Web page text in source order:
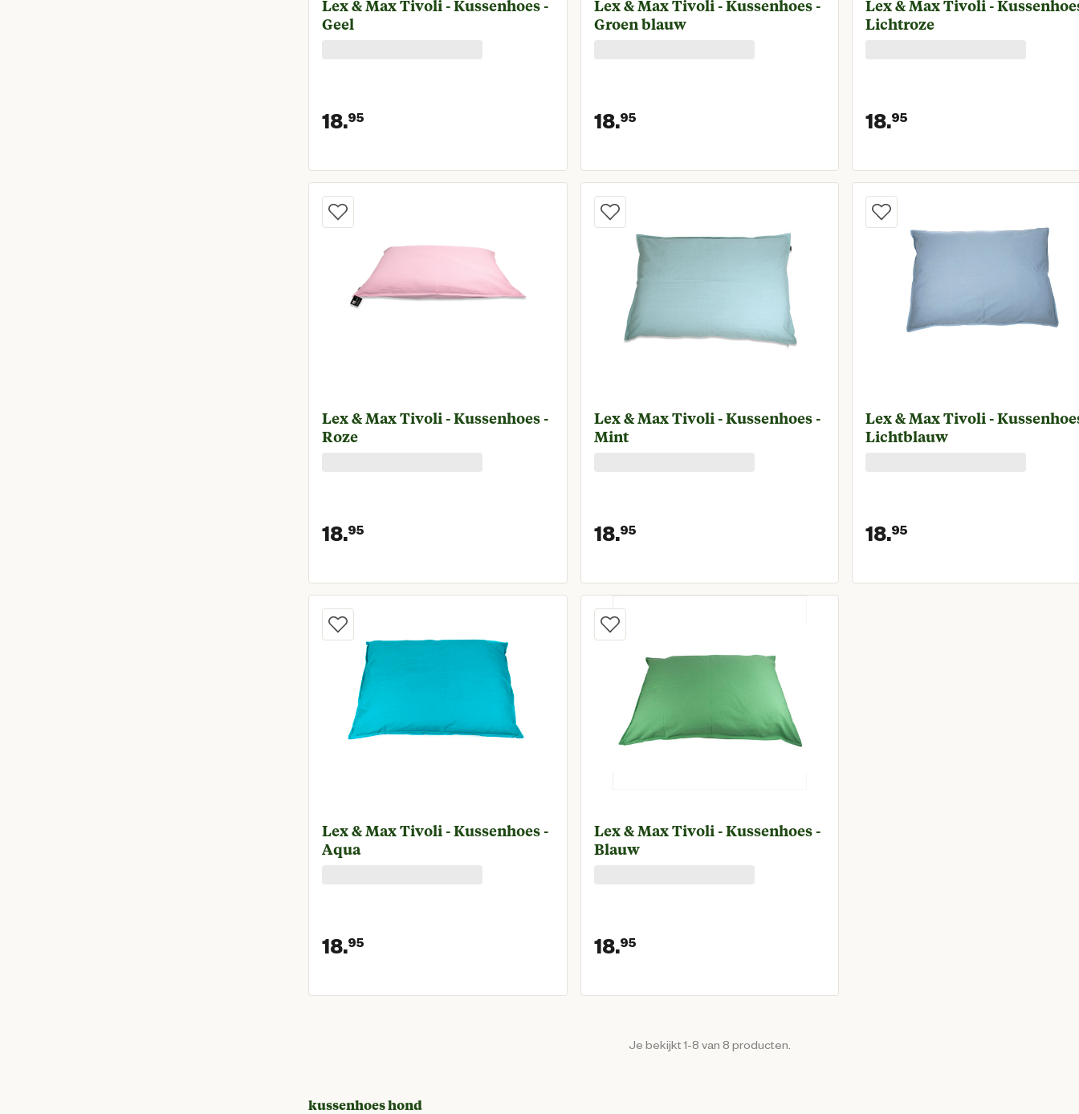
Lex & Max Tivoli - Kussenhoes -
Geel
18.95
Huidige prijs € 18,95
Lex & Max Tivoli - Kussenhoes -
Groen blauw
18.95
Huidige prijs € 18,95
Lex & Max Tivoli -
Lichtroze
18.95
Huidige prijs €
Lex & Max Tivoli - Kussenhoes -
Roze
18.95
Huidige prijs € 18,95
Lex & Max Tivoli - Kussenhoes -
Mint
18.95
Huidige prijs € 18,95
Lex & Max Tivoli -
Lichtblauw
18.95
Huidige prijs €
Lex & Max Tivoli - Kussenhoes -
Aqua
18.95
Huidige prijs € 18,95
Lex & Max Tivoli - Kussenhoes -
Blauw
18.95
Huidige prijs € 18,95
Je bekijkt 1-8 van 8 producten.
kussenhoes hond